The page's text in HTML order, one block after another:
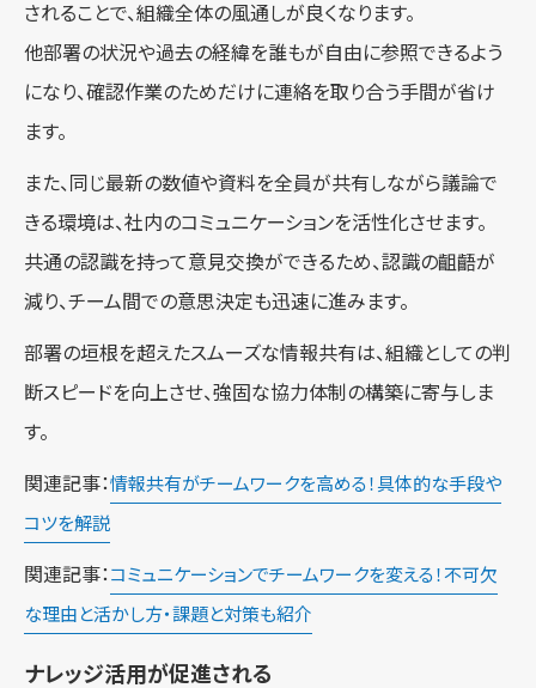
されることで、組織全体の風通しが良くなります。
他部署の状況や過去の経緯を誰もが自由に参照できるよう
になり、確認作業のためだけに連絡を取り合う手間が省け
ます。
また、同じ最新の数値や資料を全員が共有しながら議論で
きる環境は、社内のコミュニケーションを活性化させます。
共通の認識を持って意見交換ができるため、認識の齟齬が
減り、チーム間での意思決定も迅速に進みます。
部署の垣根を超えたスムーズな情報共有は、組織としての判
断スピードを向上させ、強固な協力体制の構築に寄与しま
す。
関連記事：情報共有がチームワークを高める！具体的な手段や
コツを解説
関連記事： コミュニケーションでチームワークを変える！不可欠
な理由と活かし方・課題と対策も紹介
ナレッジ活用が促進される